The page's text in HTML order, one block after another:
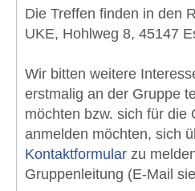
Die Treffen finden in den
UKE, Hohlweg 8, 45147
Wir bitten weitere
erstmalig an der Gruppe
möchten bzw. sich für die
anmelden möchten, sich
Kontaktformular zu
Gruppenleitung (E-Mail